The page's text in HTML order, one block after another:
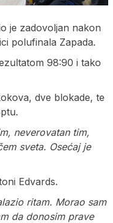
je zadovoljan nakon
polufinala Zapada.
98:90 i tako
dve blokade, te
neverovatan tim,
sveta. Osećaj je
Edvards.
ritam. Morao sam
da donosim prave